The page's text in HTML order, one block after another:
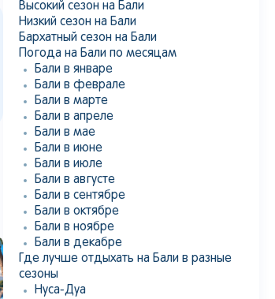
Высокий сезон на Бали
Низкий сезон на Бали
Бархатный сезон на Бали
Погода на Бали по месяцам
Бали в январе
Бали в феврале
Бали в марте
Бали в апреле
Бали в мае
Бали в июне
Бали в июле
Бали в августе
Бали в сентябре
Бали в октябре
Бали в ноябре
Бали в декабре
Где лучше отдыхать на Бали в разные
сезоны
Нуса-Дуа